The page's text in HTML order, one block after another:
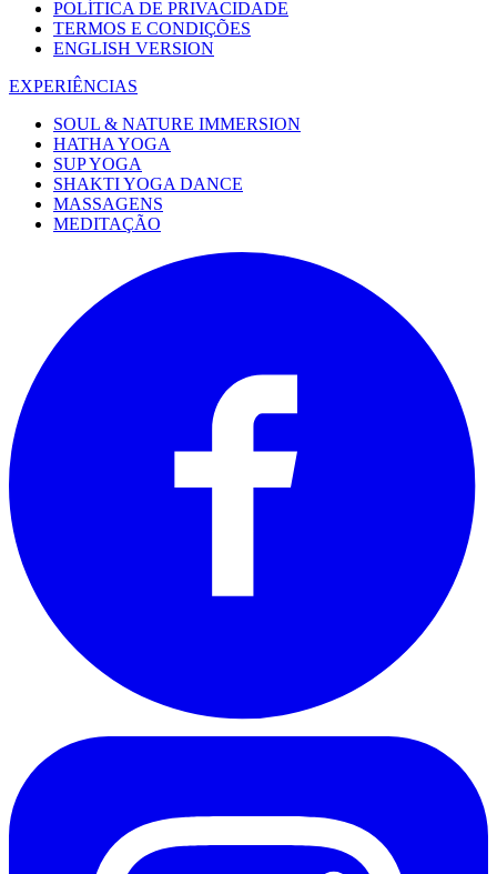
POLÍTICA DE PRIVACIDADE
TERMOS E CONDIÇÕES
ENGLISH VERSION
EXPERIÊNCIAS
SOUL & NATURE IMMERSION
HATHA YOGA
SUP YOGA
SHAKTI YOGA DANCE
MASSAGENS
MEDITAÇÃO